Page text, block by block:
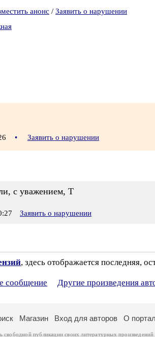
анонс / Заявить о нарушении
• Заявить о нарушении
с уважением, Т
Заявить о нарушении
, здесь отображается последняя,
сообщение Другие произведения
Магазин Вход для авторов О
свободной публикации своих литературных
. Перепечатка произведений возможна
несут самостоятельно на основании